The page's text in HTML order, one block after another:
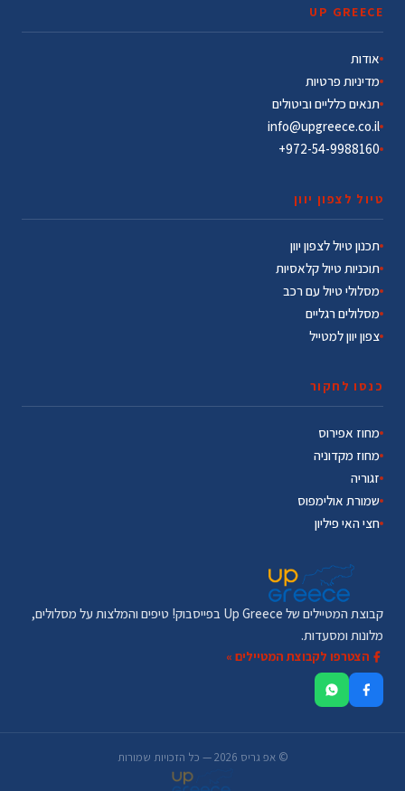
UP GREECE
אודות
מדיניות פרטיות
תנאים כלליים וביטולים
info@upgreece.co.il
972-54-9988160+
טיול לצפון יוון
תכנון טיול לצפון יוון
תוכניות טיול קלאסיות
מסלולי טיול עם רכב
מסלולים רגליים
צפון יוון למטייל
כנסו לחקור
מחוז אפירוס
מחוז מקדוניה
זגוריה
שמורת אולימפוס
חצי האי פיליון
קבוצת המטיילים של Up Greece בפייסבוק! טיפים והמלצות על מסלולים,
מלונות ומסעדות.
הצטרפו לקבוצת המטיילים »
© אפ גריס 2026 — כל הזכויות שמורות